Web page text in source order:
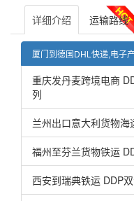
详细介绍 运输路线
厦门到德国DHL快递,电子
重庆发丹麦跨境电商
列
兰州出口意大利货物
福州至芬兰货物铁运
西安到瑞典铁运 DDP